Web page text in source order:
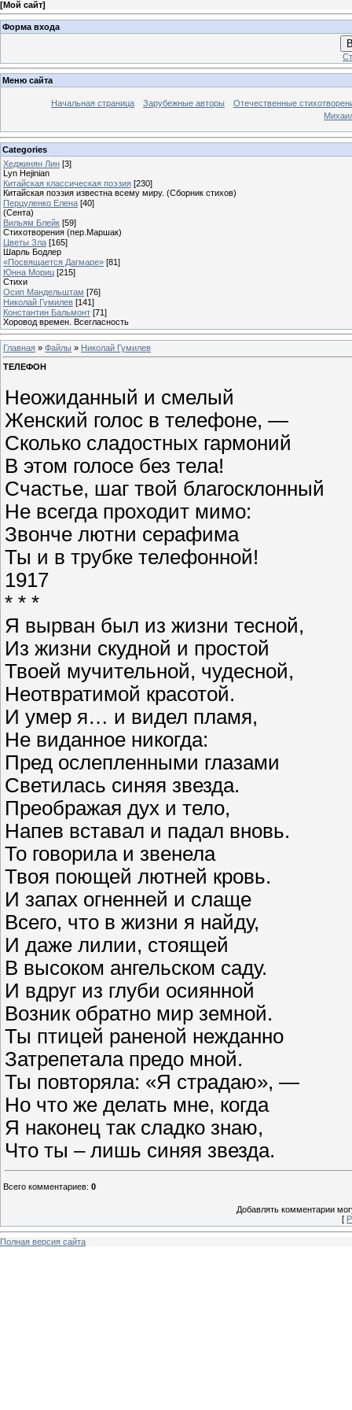
[Мой сайт]
Форма входа
Меню сайта
Начальная страница Зарубежные авторы
Отечественные
Categories
Хеджинян Лин [3]
Lyn Hejinian
Китайская классическая поэзия [230]
Китайская поэзия известна всему миру. (Сборник стихов)
Перцуленко Елена [40]
(Сента)
Вильям Блейк [59]
Стихотворения (пер.Маршак)
Цветы Зла [165]
Шарль Бодлер
«Посвящается Дагмаре» [81]
Юнна Мориц [215]
Стихи
Осип Мандельштам [76]
Николай Гумилев [141]
Константин Бальмонт [71]
Хоровод времен. Всегласность
Главная » Файлы » Николай Гумилев
ТЕЛЕФОН
Неожиданный и смелый
Женский голос в телефоне, —
Сколько сладостных гармоний
В этом голосе без тела!
Счастье, шаг твой благосклонный
Не всегда проходит мимо:
Звонче лютни серафима
Ты и в трубке телефонной!
1917
* * *
Я вырван был из жизни тесной,
Из жизни скудной и простой
Твоей мучительной, чудесной,
Неотвратимой красотой.
И умер я… и видел пламя,
Не виданное никогда:
Пред ослепленными глазами
Светилась синяя звезда.
Преображая дух и тело,
Напев вставал и падал вновь.
То говорила и звенела
Твоя поющей лютней кровь.
И запах огненней и слаще
Всего, что в жизни я найду,
И даже лилии, стоящей
В высоком ангельском саду.
И вдруг из глуби осиянной
Возник обратно мир земной.
Ты птицей раненой нежданно
Затрепетала предо мной.
Ты повторяла: «Я страдаю», —
Но что же делать мне, когда
Я наконец так сладко знаю,
Что ты – лишь синяя звезда.
Всего комментариев: 0
Добавлять комментарии
[
Полная версия сайта